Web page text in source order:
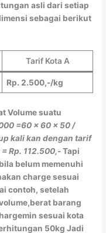
asli dari setiap
sebagai berikut
Tarif Kota A
Rp. 2.500,-/kg
Volume suatu
=60 x 60 x 50 /
kali kan dengan tarif
Rp. 112.500,-Tapi
belum memenuhi
charge sesuai
contoh, setelah
barang
sesuai kota
50kg Jadi